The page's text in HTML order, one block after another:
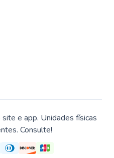
e app. Unidades físicas
Consulte!